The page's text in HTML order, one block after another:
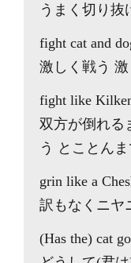
うまく切り抜
fight cat and
激しく戦う
fight like
双方が倒れる
う とことんま
grin like a
訳もなくニヤ
(Has the) cat